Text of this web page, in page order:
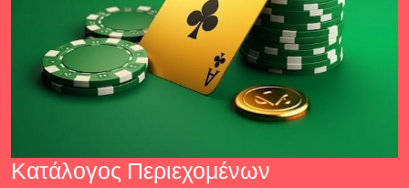
Κατάλογος Περιεχομένων